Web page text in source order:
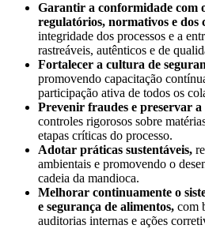
Garantir a conformidade com
regulatórios, normativos e dos
integridade dos processos e a
rastreáveis, autênticos e de
Fortalecer a cultura de
promovendo capacitação
participação ativa de todos os
Prevenir fraudes e preservar
controles rigorosos sobre
etapas críticas do processo.
Adotar práticas sustentáveis,
ambientais e promovendo o
cadeia da mandioca.
Melhorar continuamente o
e segurança de alimentos, com
auditorias internas e ações